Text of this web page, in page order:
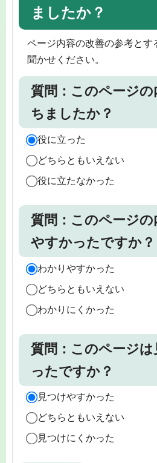
ましたか？
ページ内容の改善の参考とす
聞かせください。
質問：このページの
ちましたか？
役に立った
どちらともいえない
役に立たなかった
質問：このページの
やすかったですか？
わかりやすかった
どちらともいえない
わかりにくかった
質問：このページ
ったですか？
見つけやすかった
どちらともいえない
見つけにくかった